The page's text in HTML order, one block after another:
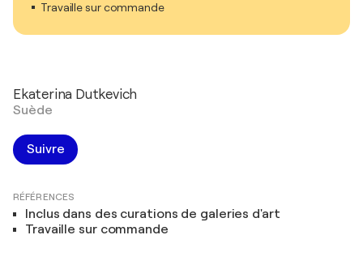
Travaille sur commande
Ekaterina Dutkevich
Suède
Suivre
RÉFÉRENCES
Inclus dans des curations de galeries d'art
Travaille sur commande